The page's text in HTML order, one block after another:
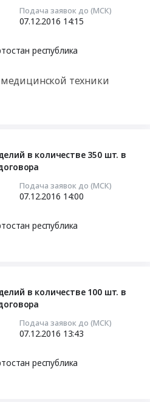
Подача заявок до (МСК)
07.12.2016 14:15
республика
техники
в количестве 350 шт. в
Подача заявок до (МСК)
07.12.2016 14:00
республика
в количестве 100 шт. в
Подача заявок до (МСК)
07.12.2016 13:43
республика